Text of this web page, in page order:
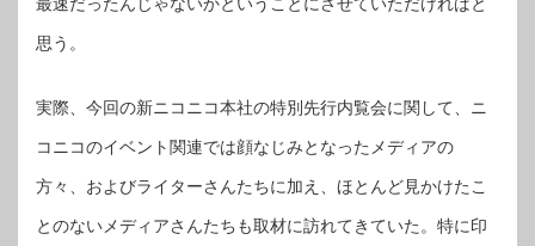
思う。
実際、今回の新ニコニコ本社の特別先行内覧会に関して、ニ
コニコのイベント関連では顔なじみとなったメディアの
方々、およびライターさんたちに加え、ほとんど見かけたこ
とのないメディアさんたちも取材に訪れてきていた。特に印